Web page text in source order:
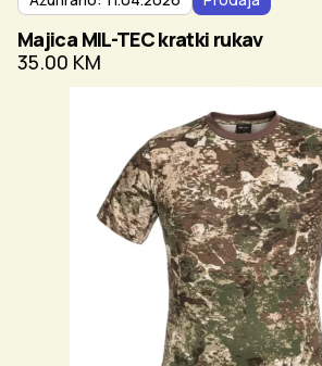
Majica MIL-TEC kratki rukav
35.00 KM